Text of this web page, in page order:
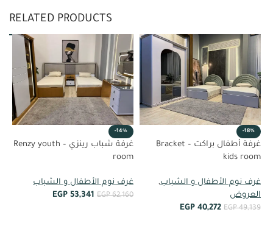
RELATED PRODUCTS
-18%
غرفة أطفال براكت – Bracket
kids room
غرف نوم الأطفال و الشباب,
العروض
EGP49,139
EGP 40,272
-14%
غرفة شباب رينزي – Renzy youth
room
غرف نوم الأطفال و الشباب
EGP62,160
EGP 53,341